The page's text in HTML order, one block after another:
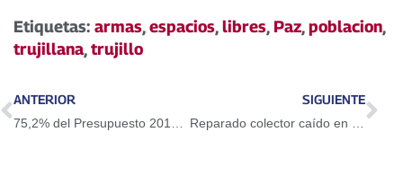
Etiquetas: armas,espacios,libres, Paz,poblacion,
trujillana,trujillo
ANTERIOR
75,2% del Presupuesto 2019 está destinado a la inversión social
SIGUIENTE
Reparado colector caído en el sector Los Molinos